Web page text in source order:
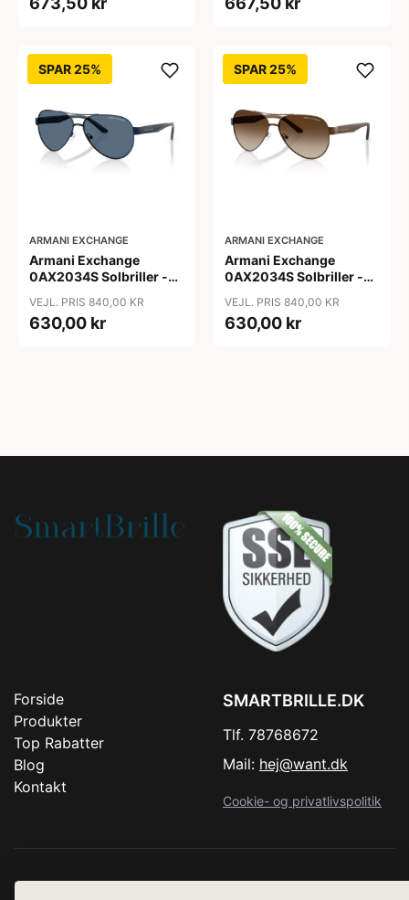
SPAR 25%
ARMANI EXCHANGE
Armani Exchange
0AX2034S Solbriller -
VEJL. PRIS 840,00 KR
630,00 kr
SPAR 25%
ARMANI EXCHANGE
Armani Exchange
0AX2034S Solbriller -
VEJL. PRIS 840,00 KR
630,00 kr
Forside
Produkter
Top Rabatter
Blog
Kontakt
SMARTBRILLE.DK
Tlf. 78768672
Mail: hej@want.dk
Cookie- og privatlivspolitik
Denne side er en del af want.dk, der udgiver en række